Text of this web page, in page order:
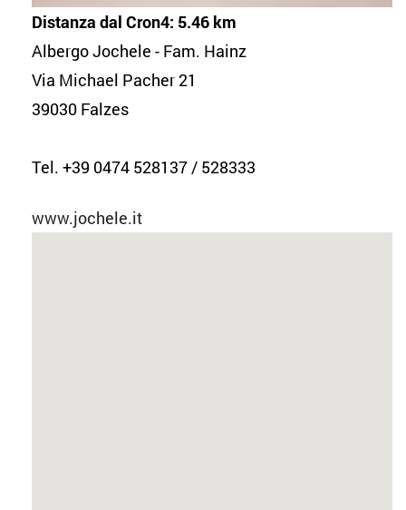
Distanza dal Cron4: 5.46 km
Albergo Jochele - Fam. Hainz
Via Michael Pacher 21
39030 Falzes
Tel. +39 0474 528137 / 528333
www.jochele.it